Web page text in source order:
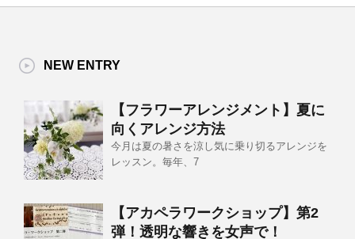
NEW ENTRY
【フラワーアレンジメント】夏に
向くアレンジ方法
今月は夏の暑さを涼し気に乗り切るアレンジを
レッスン。毎年、7
【アカペラワークショップ】第2
弾！透明な響きを女声で！